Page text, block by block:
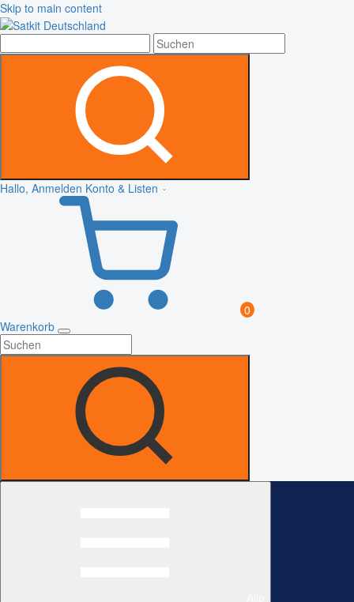
Skip to main content
Hallo, Anmelden Konto & Listen
0
Warenkorb